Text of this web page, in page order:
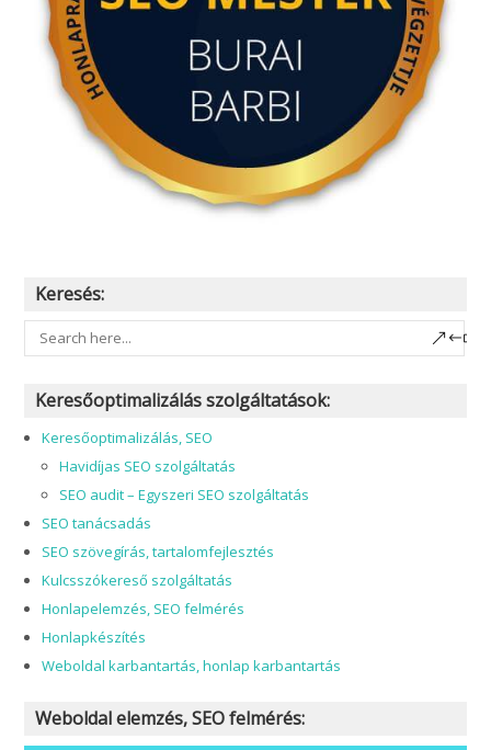
Keresés:
Keresőoptimalizálás szolgáltatások:
Keresőoptimalizálás, SEO
Havidíjas SEO szolgáltatás
SEO audit – Egyszeri SEO szolgáltatás
SEO tanácsadás
SEO szövegírás, tartalomfejlesztés
Kulcsszókereső szolgáltatás
Honlapelemzés, SEO felmérés
Honlapkészítés
Weboldal karbantartás, honlap karbantartás
Weboldal elemzés, SEO felmérés: